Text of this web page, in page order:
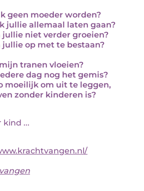
geen moeder worden?
jullie allemaal laten gaan?
jullie niet verder groeien?
op met te bestaan?
tranen vloeien?
dag nog het gemis?
moeilijk om uit te leggen,
zonder kinderen is?
kind ...